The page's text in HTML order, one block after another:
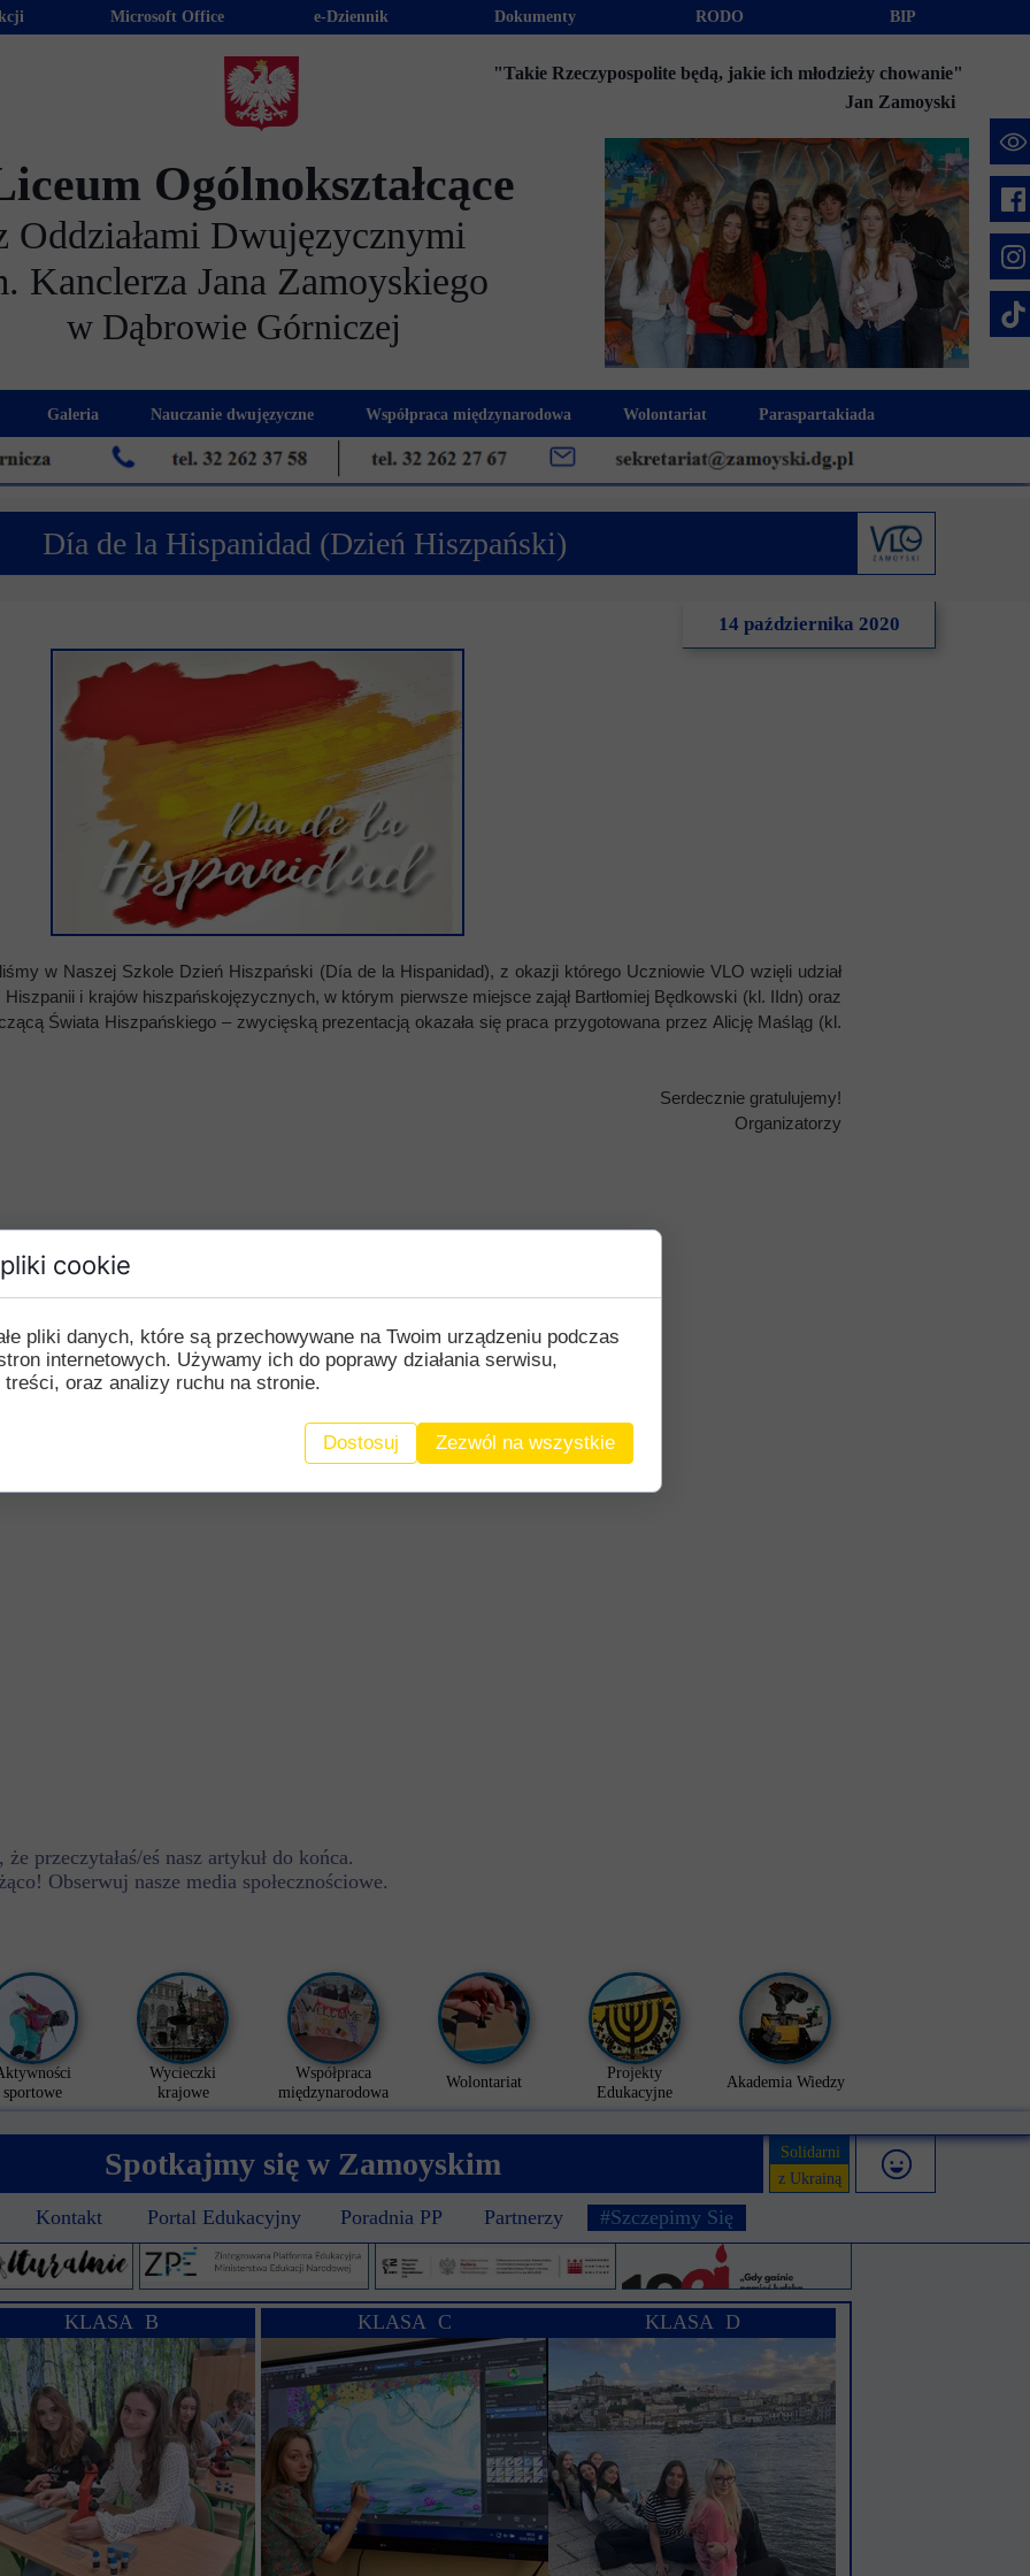
przeczytałaś/eś nasz artykuł do końca.
Obserwuj nasze media społecznościowe.
Día de la Hispanidad (Dzień Hiszpański)
14 października 2020
w Naszej Szkole Dzień Hiszpański (Día de la Hispanidad), z okazji którego Uczniowie VLO wzięli udział
i krajów hiszpańskojęzycznych, w którym pierwsze miejsce zajął Bartłomiej Będkowski (kl. IIdn) oraz
Świata Hiszpańskiego – zwycięską prezentacją okazała się praca przygotowana przez Alicję Maśląg (kl.
Serdecznie gratulujemy!
Organizatorzy
spotkań z rodzicami
Psychologiczno-Pedagogiczna
Galeria Nauczanie dwujęzyczne
Kadra dwujęzyczna
Współpraca międzynarodowa
Erasmus+
Youth For Understanding
Wymiana polsko-portugalska
Wolontariat
Akcje charytatywne
Szlachetna paczka
Paraspartakiada
Fundusz Stypendialny "Jesteśmy
Geneza i idea
Edycje
Puchar Prezydenta RP
językowych
Ogólnokształcące
Oddziałami Dwujęzycznymi
Kanclerza Jana Zamoyskiego
w Dąbrowie Górniczej
"Takie Rzeczypospolite będą, jakie ich młodzieży chowanie"
BIP
RODO
Dokumenty
e-Dziennik
Microsoft Office
Jan Zamoyski
Solidarni
z Ukrainą
KLASA D
KLASA C
KLASA B
#Szczepimy Się
Partnerzy
Poradnia PP
Portal Edukacyjny
Kontakt
Spotkajmy się w Zamoyskim
sportowe
Wycieczki
krajowe
Współpraca
międzynarodowa
Wolontariat
Projekty
Edukacyjne
Akademia Wiedzy
cookie
pliki danych, które są przechowywane na Twoim urządzeniu podczas
internetowych. Używamy ich do poprawy działania serwisu,
treści, oraz analizy ruchu na stronie.
Dostosuj Zezwól na wszystkie